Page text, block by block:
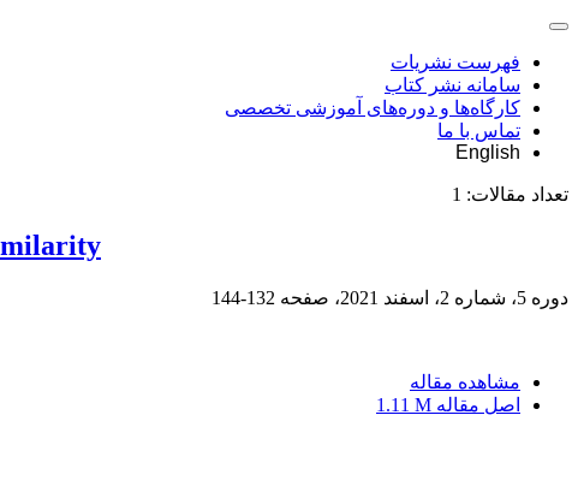
فهرست نشریات
سامانه نشر کتاب
کارگاه‌ها و دوره‌های آموزشی تخصصی
تماس با ما
English
تعداد مقالات: 1
دوره 5، شماره 2، اسفند 2021، صفحه 132-144
مشاهده مقاله
اصل مقاله 1.11 M